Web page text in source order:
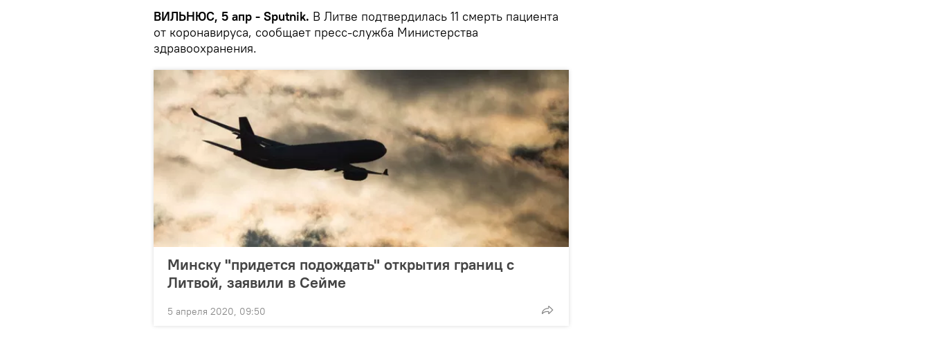
ВИЛЬНЮС, 5 апр - Sputnik. В Литве подтвердилась 11 смерть пациента
от коронавируса, сообщает пресс-служба Министерства
здравоохранения.
Минску "придется подождать" открытия границ с
Литвой, заявили в Сейме
5 апреля 2020, 09:50